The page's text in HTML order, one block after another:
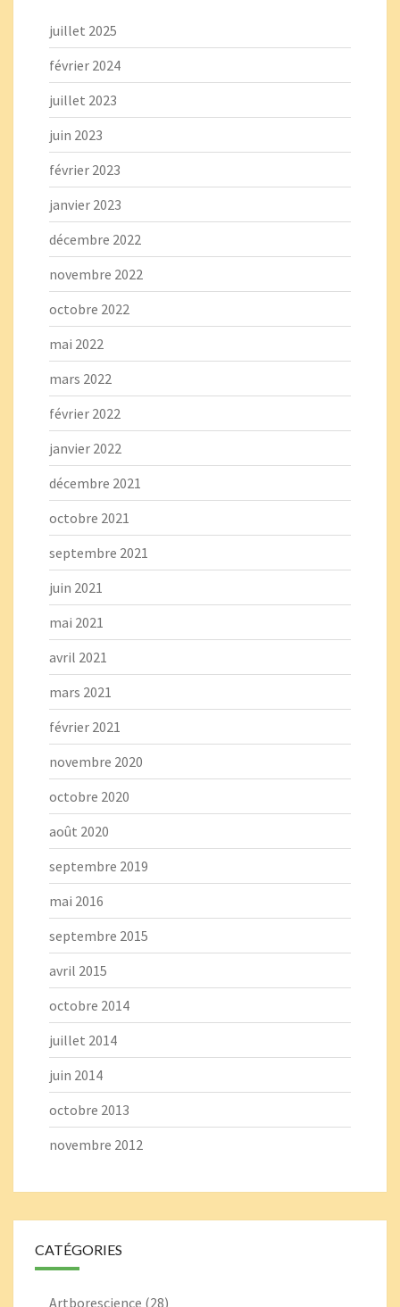
juillet 2025
février 2024
juillet 2023
juin 2023
février 2023
janvier 2023
décembre 2022
novembre 2022
octobre 2022
mai 2022
mars 2022
février 2022
janvier 2022
décembre 2021
octobre 2021
septembre 2021
juin 2021
mai 2021
avril 2021
mars 2021
février 2021
novembre 2020
octobre 2020
août 2020
septembre 2019
mai 2016
septembre 2015
avril 2015
octobre 2014
juillet 2014
juin 2014
octobre 2013
novembre 2012
CATÉGORIES
Artborescience (28)